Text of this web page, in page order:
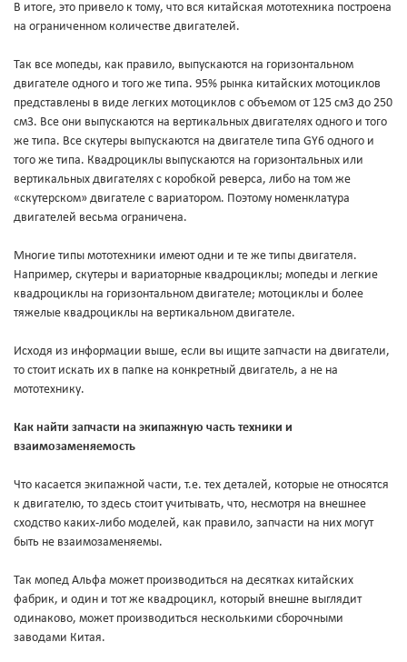
В итоге, это привело к тому, что вся китайская мототехника построена
на ограниченном количестве двигателей.
Так все мопеды, как правило, выпускаются на горизонтальном
двигателе одного и того же типа. 95% рынка китайских мотоциклов
представлены в виде легких мотоциклов с объемом от 125 см3 до 250
см3. Все они выпускаются на вертикальных двигателях одного и того
же типа. Все скутеры выпускаются на двигателе типа GY6 одного и
того же типа. Квадроциклы выпускаются на горизонтальных или
вертикальных двигателях с коробкой реверса, либо на том же
«скутерском» двигателе с вариатором. Поэтому номенклатура
двигателей весьма ограничена.
Многие типы мототехники имеют одни и те же типы двигателя.
Например, скутеры и вариаторные квадроциклы; мопеды и легкие
квадроциклы на горизонтальном двигателе; мотоциклы и более
тяжелые квадроциклы на вертикальном двигателе.
Исходя из информации выше, если вы ищите запчасти на двигатели,
то стоит искать их в папке на конкретный двигатель, а не на
мототехнику.
Как найти запчасти на экипажную часть техники и
взаимозаменяемость
Что касается экипажной части, т.е. тех деталей, которые не относятся
к двигателю, то здесь стоит учитывать, что, несмотря на внешнее
сходство каких-либо моделей, как правило, запчасти на них могут
быть не взаимозаменяемы.
Так мопед Альфа может производиться на десятках китайских
фабрик, и один и тот же квадроцикл, который внешне выглядит
одинаково, может производиться несколькими сборочными
заводами Китая.